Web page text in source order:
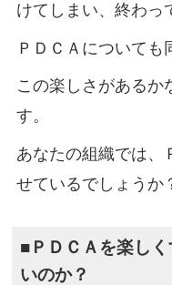
けてしまい、終わっ
ＰＤＣＡについても
この楽しさがあるか
す。
あなたの組織では、
せているでしょうか
■ＰＤＣＡを楽し
いのか？